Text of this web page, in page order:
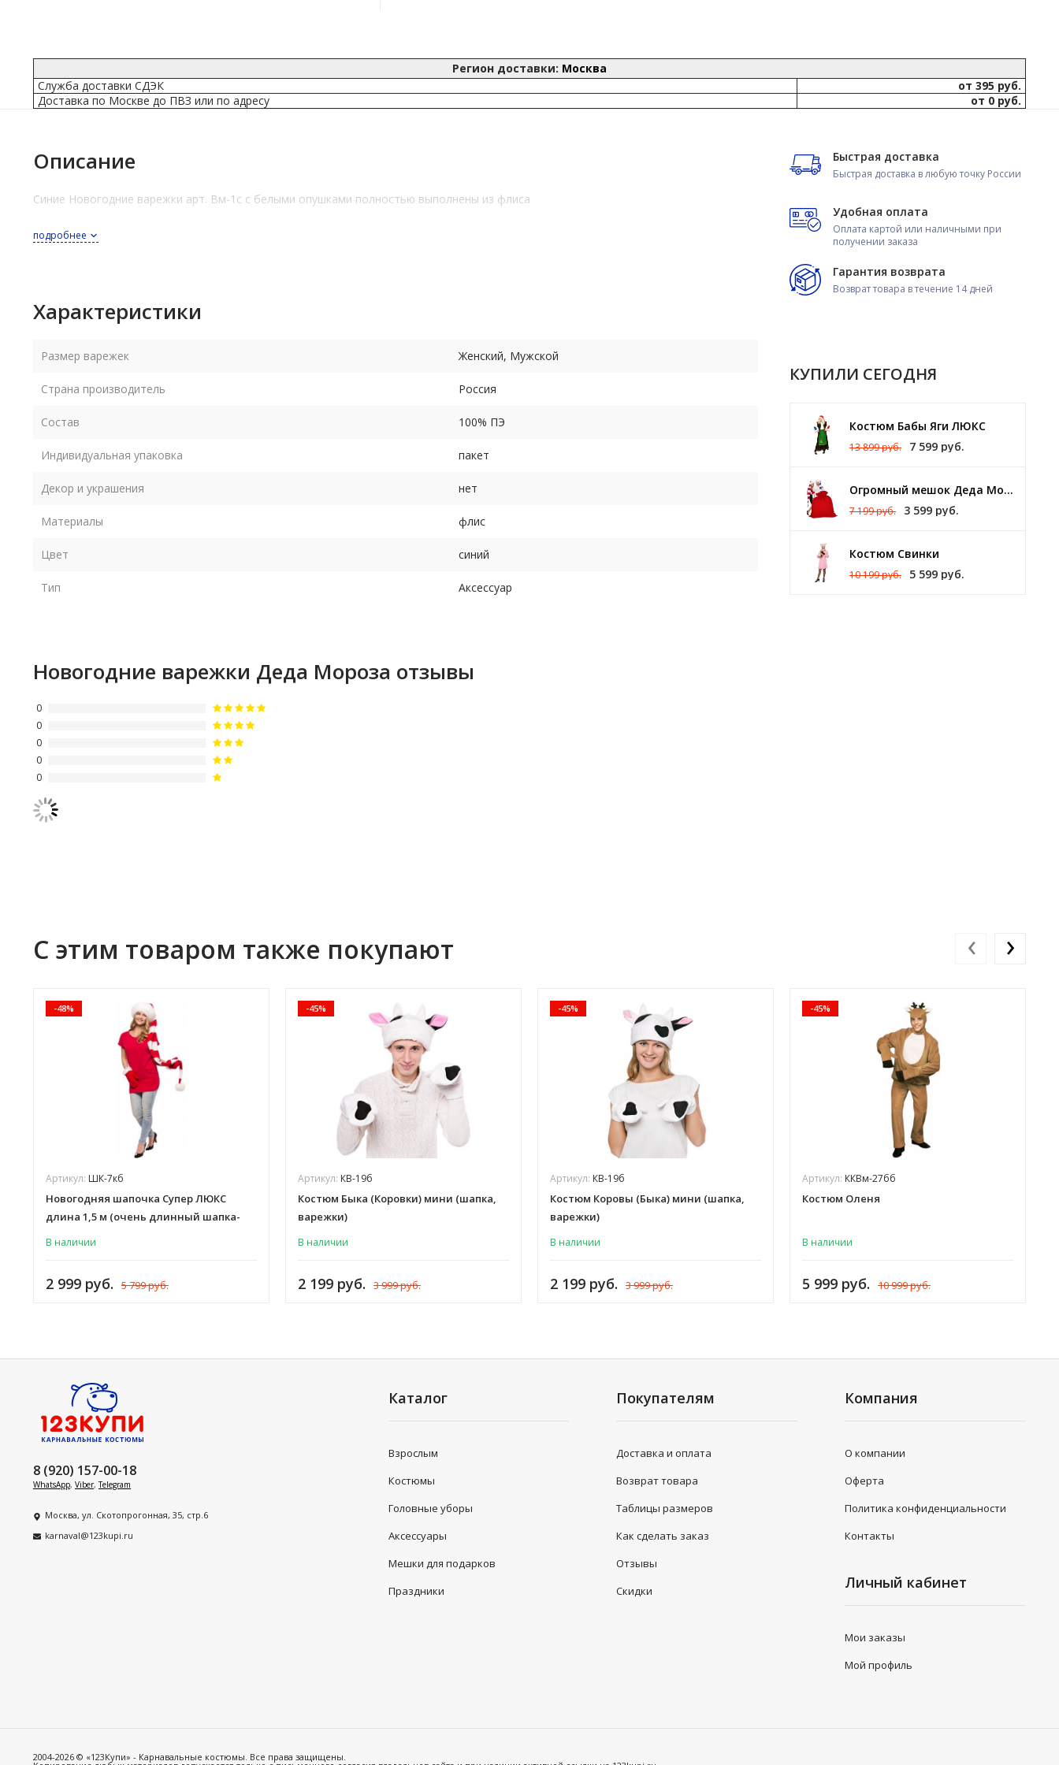
Регион доставки: Москва
Служба доставки СДЭК
от 395 руб.
Доставка по Москве до ПВЗ или по адресу
от 0 руб.
Быстрая доставка
Быстрая доставка в любую точку России
Удобная оплата
Оплата картой или наличными при
получении заказа
Гарантия возврата
Возврат товара в течение 14 дней
КУПИЛИ СЕГОДНЯ
Костюм Бабы Яги ЛЮКС
13 899 руб. 7 599 руб.
Огромный мешок Деда Мороза 140 х 150 см
7 199 руб. 3 599 руб.
Костюм Свинки
10 199 руб. 5 599 руб.
Описание
Синие Новогодние варежки арт. Вм-1с с белыми опушками полностью выполнены из флиса
подробнее
Характеристики
Размер варежек Женский, Мужской
Страна производитель Россия
Состав 100% ПЭ
Индивидуальная упаковка пакет
Декор и украшения нет
Материалы флис
Цвет синий
Тип Аксессуар
Новогодние варежки Деда Мороза отзывы
0
0
0
0
0
С этим товаром также покупают
-48%
Артикул: ШК-7кб
Новогодняя шапочка Супер ЛЮКС
длина 1,5 м (очень длинный шапка-
В наличии
2 999 руб. 5 799 руб.
-45%
Артикул: КВ-19б
Костюм Быка (Коровки) мини (шапка,
варежки)
В наличии
2 199 руб. 3 999 руб.
-45%
Артикул: КВ-19б
Костюм Коровы (Быка) мини (шапка,
варежки)
В наличии
2 199 руб. 3 999 руб.
-45%
Артикул: ККВм-27бб
Костюм Оленя
В наличии
5 999 руб. 10 999 руб.
‹ ›
8 (920) 157-00-18
WhatsApp, Viber,Telegram
Москва, ул. Скотопрогонная, 35, стр.6
karnaval@123kupi.ru
Каталог
Взрослым
Костюмы
Головные уборы
Аксессуары
Мешки для подарков
Праздники
Покупателям
Доставка и оплата
Возврат товара
Таблицы размеров
Как сделать заказ
Отзывы
Скидки
Компания
О компании
Оферта
Политика конфиденциальности
Контакты
Личный кабинет
Мои заказы
Мой профиль
2004-2026 © «123Купи» - Карнавальные костюмы. Все права защищены.